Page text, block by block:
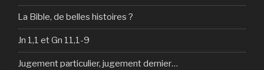
La Bible, de belles histoires ?
Jn 1,1 et Gn 11,1-9
Jugement particulier, jugement dernier…